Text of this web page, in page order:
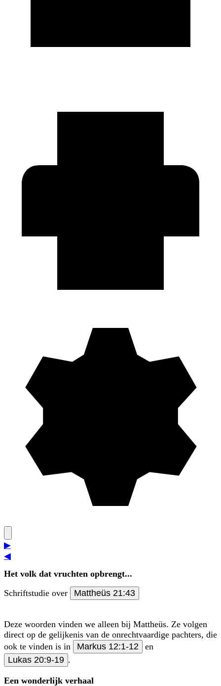
▶
◀
Het volk dat vruchten opbrengt...
Schriftstudie over
Mattheüs 21:43
Deze woorden vinden we alleen bij Mattheüs. Ze volgen
direct op de gelijkenis van de onrechtvaardige pachters, die
ook te vinden is in
Markus 12:1-12
en
Lukas 20:9-19 .
Een wonderlijk verhaal